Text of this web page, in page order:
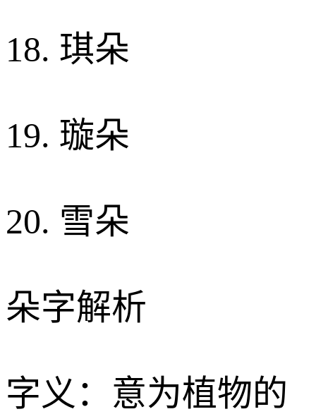
18. 琪朵
19. 璇朵
20. 雪朵
朵字解析
字义：意为植物的